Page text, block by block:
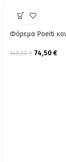
Φόρεμα Poeiti
149,00€ 74,50 €